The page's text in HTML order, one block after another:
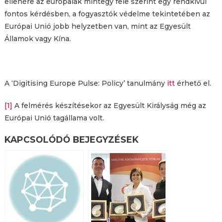
fontos kérdésben, a fogyasztók védelme tekintetében az
Európai Unió jobb helyzetben van, mint az Egyesült
Államok vagy Kína.
A ‘Digitising Europe Pulse: Policy’ tanulmány ittérhető el.
[1] A felmérés készítésekor az Egyesült Királyság még az
Európai Unió tagállama volt.
KAPCSOLÓDÓ BEJEGYZÉSEK